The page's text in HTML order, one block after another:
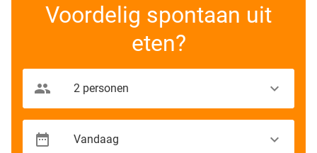
Voordelig spontaan uit
eten?